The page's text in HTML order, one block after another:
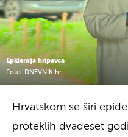
Epidemija hripavca
Foto: DNEVNIK.hr
Hrvatskom se širi
proteklih dvadeset